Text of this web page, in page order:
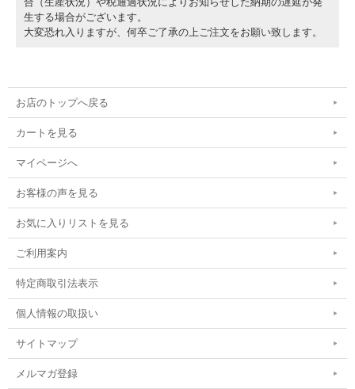
生する場合がございます。
大変恐れ入りますが、何卒ご了承の上ご注文をお願い致します。
お店のトップへ戻る
カートを見る
マイページへ
お客様の声を見る
お気に入りリストを見る
ご利用案内
特定商取引法表示
個人情報の取扱い
サイトマップ
メルマガ登録